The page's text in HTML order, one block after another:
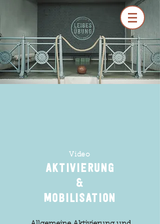
Video
Aktivierung
&
mobilisation